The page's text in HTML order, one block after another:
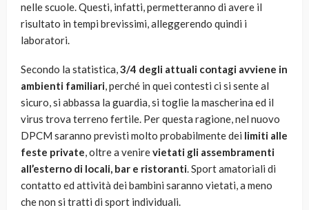
nelle scuole. Questi, infatti, permetteranno di avere il
risultato in tempi brevissimi, alleggerendo quindi i
laboratori.
Secondo la statistica,3/4 degli attuali contagi avviene in
ambienti familiari, perché in quei contesti ci si sente al
sicuro, si abbassa la guardia, si toglie la mascherina ed il
virus trova terreno fertile. Per questa ragione, nel nuovo
DPCM saranno previsti molto probabilmente dei limiti alle
feste private, oltre a venirevietati gli assembramenti
all’esterno di locali, bar e ristoranti. Sport amatoriali di
contatto ed attività dei bambini saranno vietati, a meno
che non si tratti di sport individuali.